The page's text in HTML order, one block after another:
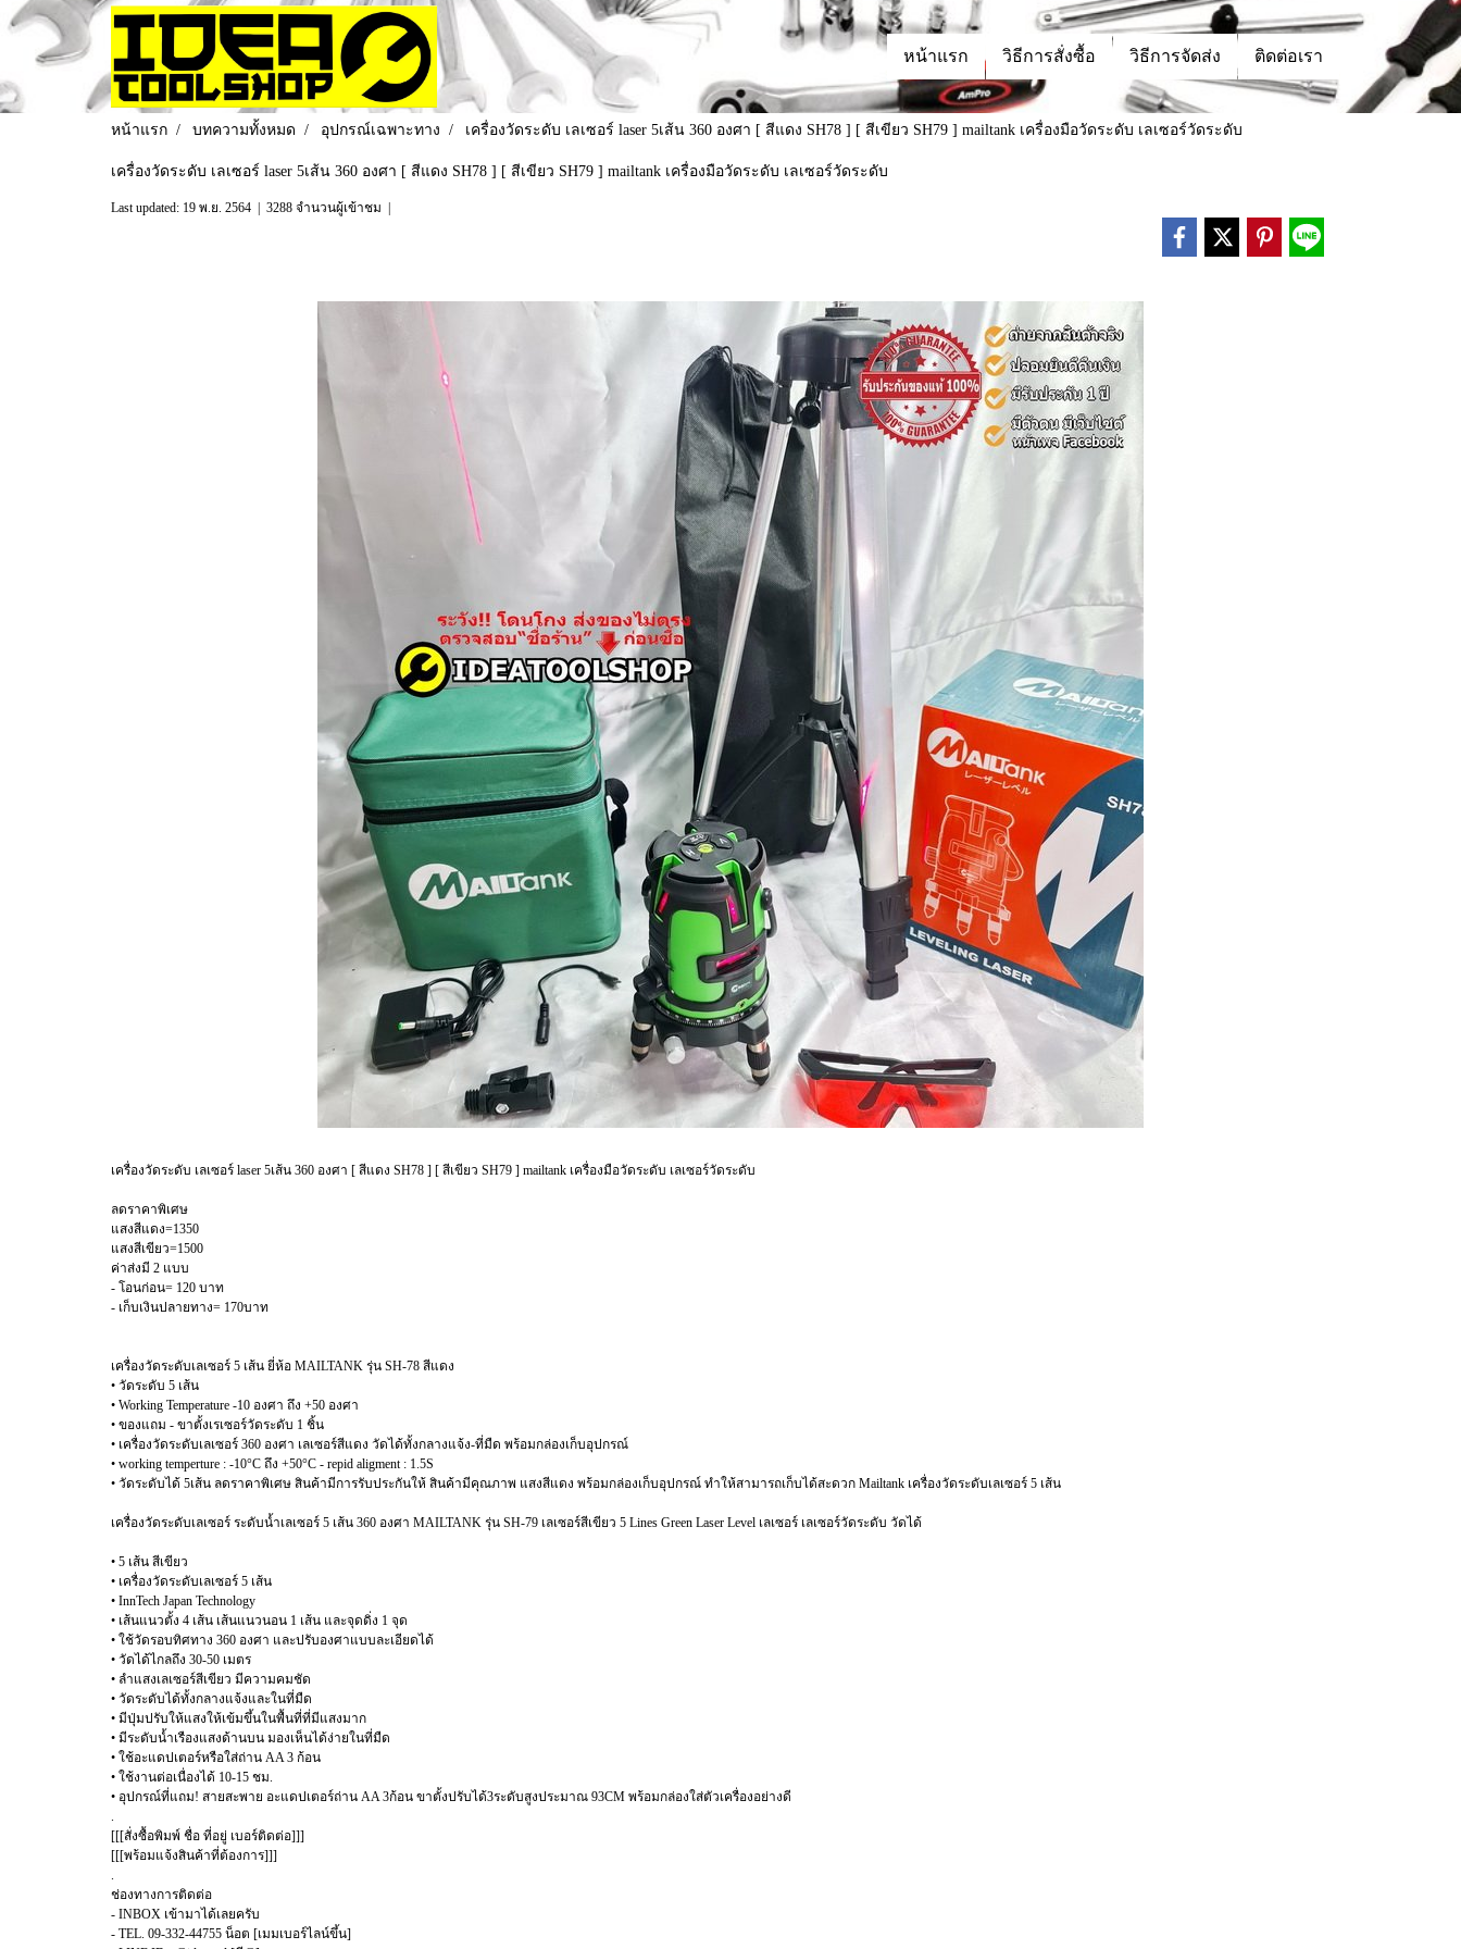
หน้าแรก วิธีการสั่งซื้อ วิธีการจัดส่ง ติดต่อเรา
หน้าแรก บทความทั้งหมด อุปกรณ์เฉพาะทาง เครื่องวัดระดับ เลเซอร์ laser 5เส้น 360 องศา [ สีแดง SH78 ] [ สีเขียว SH79 ] mailtank เครื่องมือวัดระดับ เลเซอร์วัดระดับ
เครื่องวัดระดับ เลเซอร์ laser 5เส้น 360 องศา [ สีแดง SH78 ] [ สีเขียว SH79 ] mailtank เครื่องมือวัดระดับ เลเซอร์วัดระดับ
Last updated: 19 พ.ย. 2564 3288 จำนวนผู้เข้าชม
เครื่องวัดระดับ เลเซอร์ laser 5เส้น 360 องศา [ สีแดง SH78 ] [ สีเขียว SH79 ] mailtank เครื่องมือวัดระดับ เลเซอร์วัดระดับ
ลดราคาพิเศษ
แสงสีแดง=1350
แสงสีเขียว=1500
ค่าส่งมี 2 แบบ
- โอนก่อน= 120 บาท
- เก็บเงินปลายทาง= 170บาท
เครื่องวัดระดับเลเซอร์ 5 เส้น ยี่ห้อ MAILTANK รุ่น SH-78 สีแดง
• วัดระดับ 5 เส้น
• Working Temperature -10 องศา ถึง +50 องศา
• ของแถม - ขาตั้งเรเซอร์วัดระดับ 1 ชิ้น
• เครื่องวัดระดับเลเซอร์ 360 องศา เลเซอร์สีแดง วัดได้ทั้งกลางแจ้ง-ที่มืด พร้อมกล่องเก็บอุปกรณ์
• working temperture : -10°C ถึง +50°C - repid aligment : 1.5S
• วัดระดับได้ 5เส้น ลดราคาพิเศษ สินค้ามีการรับประกันให้ สินค้ามีคุณภาพ แสงสีแดง พร้อมกล่องเก็บอุปกรณ์ ทำให้สามารถเก็บได้สะดวก Mailtank เครื่องวัดระดับเลเซอร์ 5 เส้น
เครื่องวัดระดับเลเซอร์ ระดับน้ำเลเซอร์ 5 เส้น 360 องศา MAILTANK รุ่น SH-79 เลเซอร์สีเขียว 5 Lines Green Laser Level เลเซอร์ เลเซอร์วัดระดับ วัดได้
• 5 เส้น สีเขียว
• เครื่องวัดระดับเลเซอร์ 5 เส้น
• InnTech Japan Technology
• เส้นแนวตั้ง 4 เส้น เส้นแนวนอน 1 เส้น และจุดดิ่ง 1 จุด
• ใช้วัดรอบทิศทาง 360 องศา และปรับองศาแบบละเอียดได้
• วัดได้ไกลถึง 30-50 เมตร
• ลำแสงเลเซอร์สีเขียว มีความคมชัด
• วัดระดับได้ทั้งกลางแจ้งและในที่มืด
• มีปุ่มปรับให้แสงให้เข้มขึ้นในพื้นที่ที่มีแสงมาก
• มีระดับน้ำเรืองแสงด้านบน มองเห็นได้ง่ายในที่มืด
• ใช้อะแดปเตอร์หรือใส่ถ่าน AA 3 ก้อน
• ใช้งานต่อเนื่องได้ 10-15 ชม.
• อุปกรณ์ที่แถม! สายสะพาย อะแดปเตอร์ถ่าน AA 3ก้อน ขาตั้งปรับได้3ระดับสูงประมาณ 93CM พร้อมกล่องใส่ตัวเครื่องอย่างดี
[[[สั่งซื้อพิมพ์ ชื่อ ที่อยู่ เบอร์ติดต่อ]]]
[[[พร้อมแจ้งสินค้าที่ต้องการ]]]
ช่องทางการติดต่อ
- INBOX เข้ามาได้เลยครับ
- TEL. 09-332-44755 น็อต [เมมเบอร์ไลน์ขึ้น]